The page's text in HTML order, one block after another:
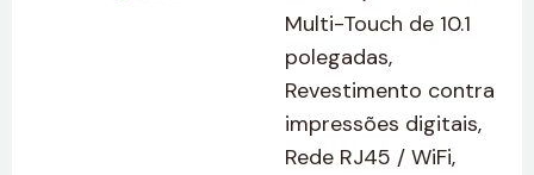
Multi-Touch de 10.1
polegadas,
Revestimento contra
impressões digitais,
Rede RJ45 / WiFi,